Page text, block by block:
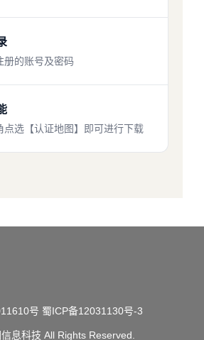
册的账号及密码
点选【认证地图】即可进行下载
号 蜀ICP备12031130号-3
息科技 All Rights Reserved.